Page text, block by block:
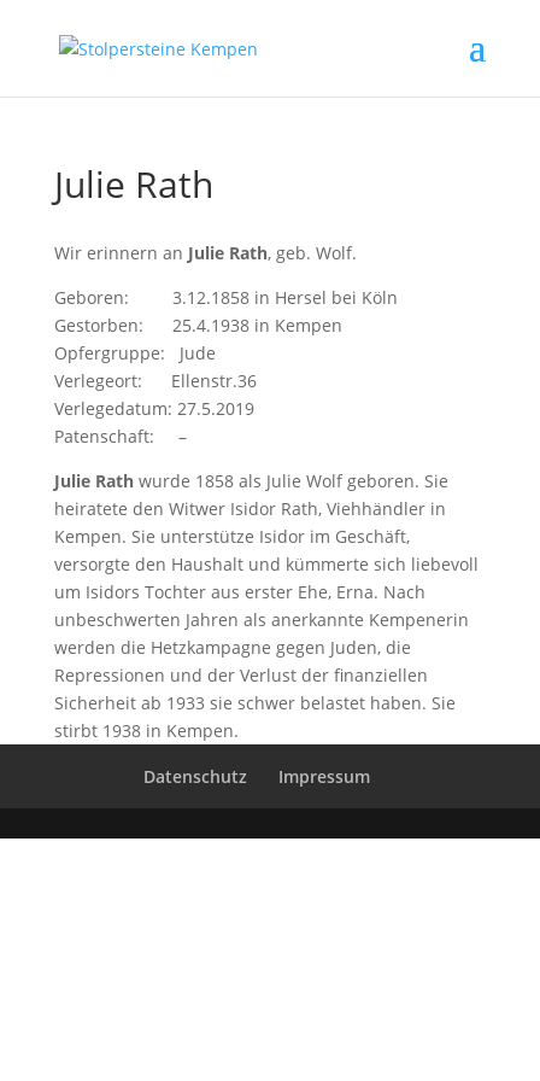
Julie Rath
Wir erinnern an Julie Rath, geb. Wolf.
Geboren: 3.12.1858 in Hersel bei Köln
Gestorben: 25.4.1938 in Kempen
Opfergruppe: Jude
Verlegeort: Ellenstr.36
Verlegedatum: 27.5.2019
Patenschaft: –
Julie Rath wurde 1858 als Julie Wolf geboren. Sie
heiratete den Witwer Isidor Rath, Viehhändler in
Kempen. Sie unterstütze Isidor im Geschäft,
versorgte den Haushalt und kümmerte sich liebevoll
um Isidors Tochter aus erster Ehe, Erna. Nach
unbeschwerten Jahren als anerkannte Kempenerin
werden die Hetzkampagne gegen Juden, die
Repressionen und der Verlust der finanziellen
Sicherheit ab 1933 sie schwer belastet haben. Sie
stirbt 1938 in Kempen.
Datenschutz
Impressum